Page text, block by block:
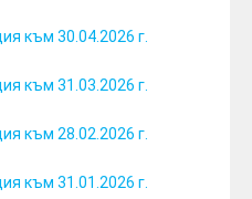
към 30.04.2026 г.
към 31.03.2026 г.
към 28.02.2026 г.
към 31.01.2026 г.